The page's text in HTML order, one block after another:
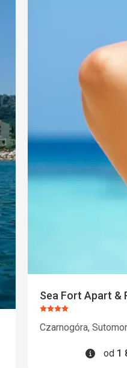
Sea Fort Apart &
Ocena:
4/5
Czarnogóra,
od 1